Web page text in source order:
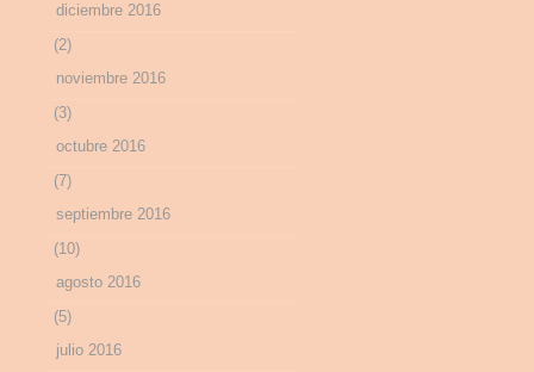
diciembre 2016
(2)
noviembre 2016
(3)
octubre 2016
(7)
septiembre 2016
(10)
agosto 2016
(5)
julio 2016